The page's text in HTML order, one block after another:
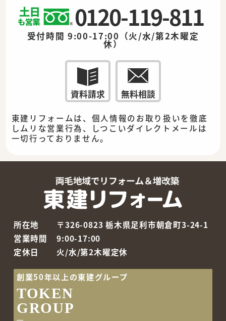
0120-119-811
受付時間 9:00-17:00（火/水/第2木曜定
休）
資料請求 無料相談
東建リフォームは、個人情報のお取り扱いを徹底
しムリな営業行為、しつこいダイレクトメールは
一切行っておりません。
所在地
〒326-0823 栃木県足利市朝倉町3-24-1
営業時間
9:00-17:00
定休日
火/水/第2木曜定休
創業50年以上の東建グループ
TOKEN
GROUP